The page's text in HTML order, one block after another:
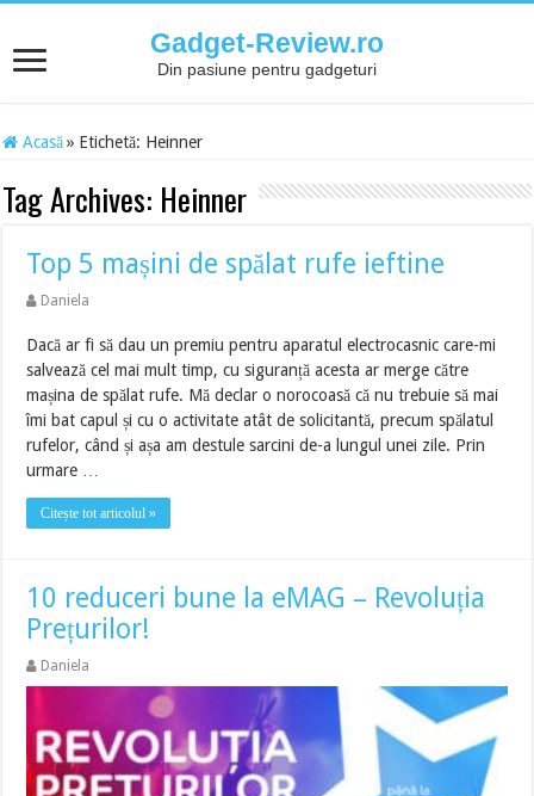
Gadget-Review.ro
Din pasiune pentru gadgeturi
Acasă » Etichetă: Heinner
Tag Archives: Heinner
Top 5 mașini de spălat rufe ieftine
Daniela
Dacă ar fi să dau un premiu pentru aparatul electrocasnic care-mi
salvează cel mai mult timp, cu siguranță acesta ar merge către
mașina de spălat rufe. Mă declar o norocoasă că nu trebuie să mai
îmi bat capul și cu o activitate atât de solicitantă, precum spălatul
rufelor, când și așa am destule sarcini de-a lungul unei zile. Prin
urmare …
Citește tot articolul »
10 reduceri bune la eMAG – Revoluția
Prețurilor!
Daniela